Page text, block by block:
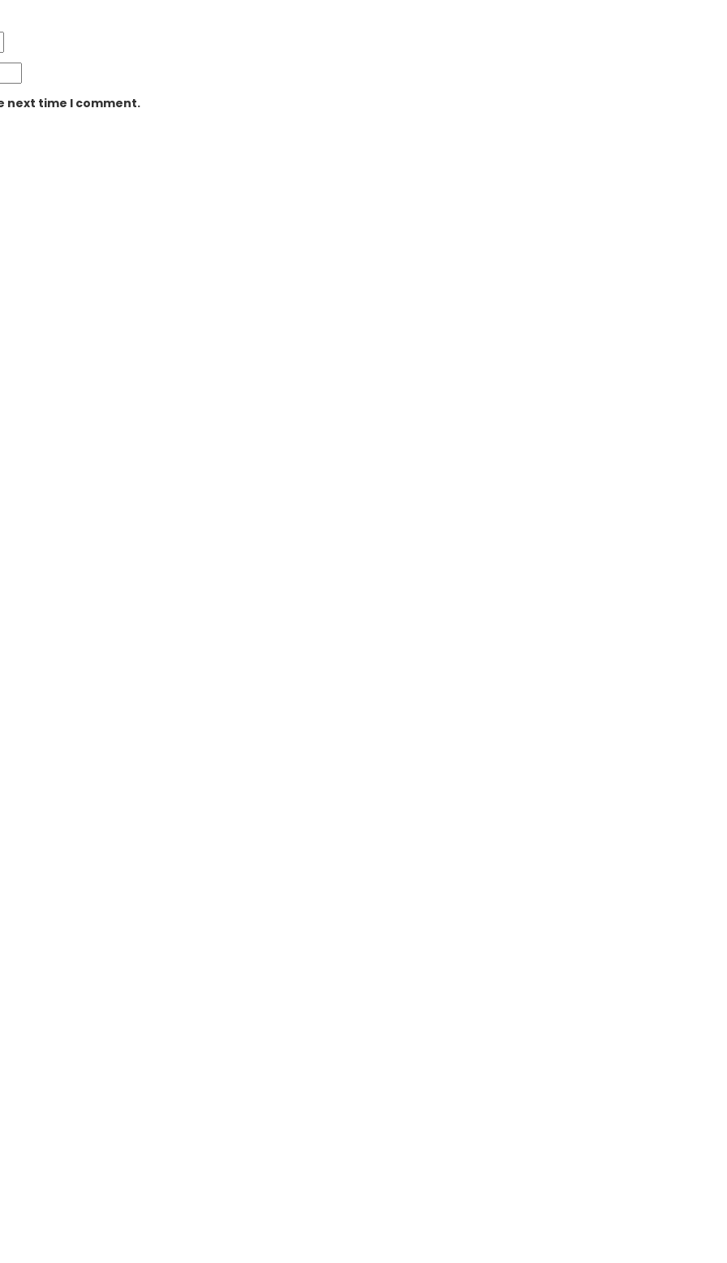
next time I comment.